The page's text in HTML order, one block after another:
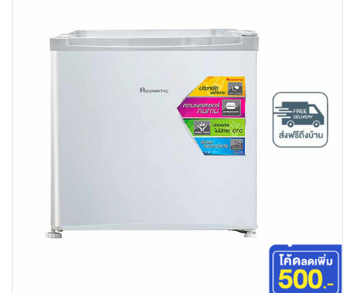
อาหารสด ผัก ผลไม้และเบเกอรี่